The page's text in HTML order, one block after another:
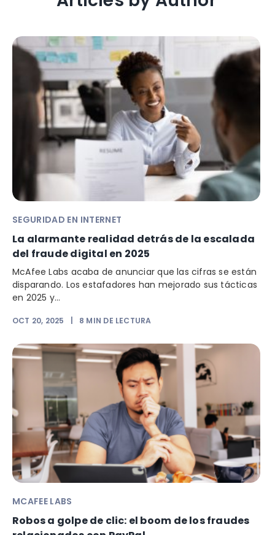
SEGURIDAD EN INTERNET
La alarmante realidad detrás de la escalada
del fraude digital en 2025
McAfee Labs acaba de anunciar que las cifras se están
disparando. Los estafadores han mejorado sus tácticas
en 2025 y...
OCT 20, 2025 8 MIN DE LECTURA
MCAFEE LABS
Robos a golpe de clic: el boom de los fraudes